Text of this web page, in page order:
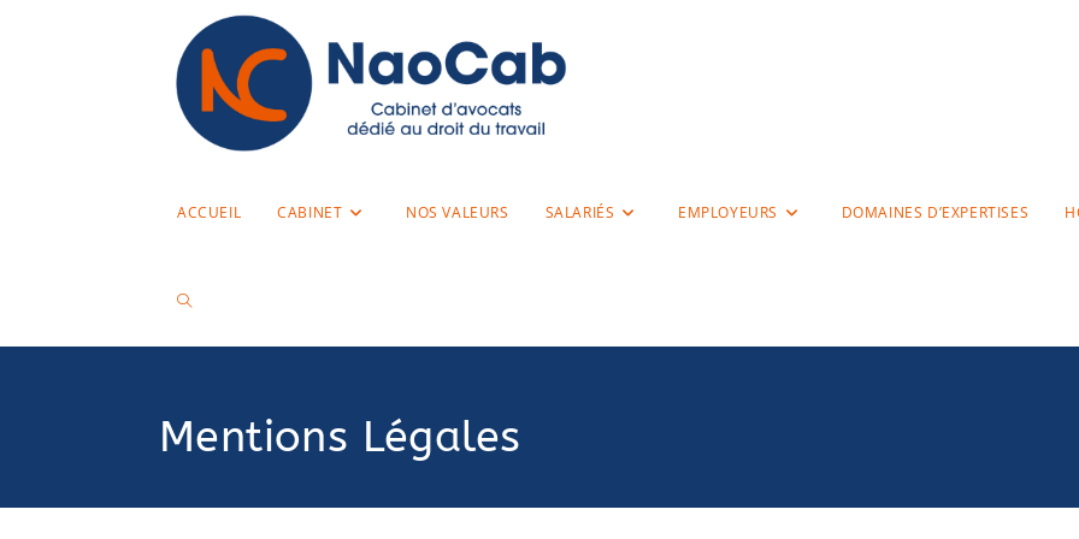
ACCUEIL CABINET NOS VALEURS SALARIÉS EMPLOYEURS DOMAINES D’EXPERTISES
Mentions Légales